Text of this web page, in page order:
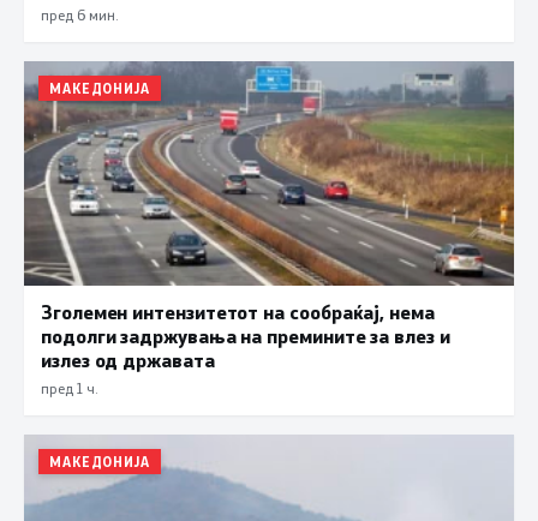
пред 6 мин.
МАКЕДОНИЈА
Зголемен интензитетот на сообраќај, нема
подолги задржувања на премините за влез и
излез од државата
пред 1 ч.
МАКЕДОНИЈА